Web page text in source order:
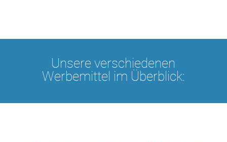
Unsere verschiedenen
Werbemittel im Überblick: